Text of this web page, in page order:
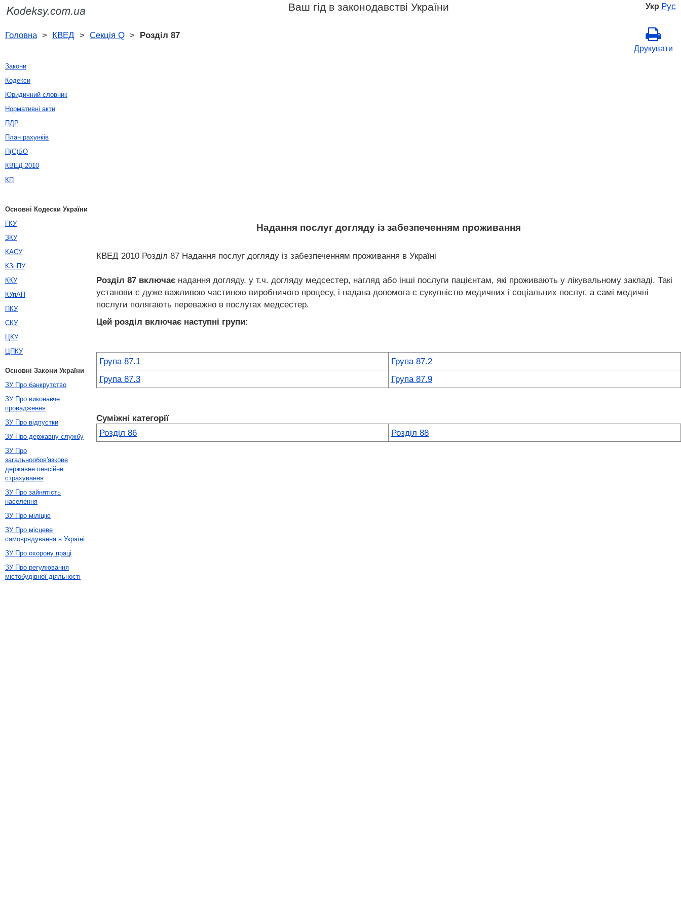
Укр Рус
Ваш гід в законодавстві України
Головна> КВЕД > Секція Q > Розділ 87
Друкувати
Надання послуг догляду із забезпеченням проживання
КВЕД 2010 Розділ 87 Надання послуг догляду із забезпеченням проживання в Україні
Розділ 87 включає надання догляду, у т.ч. догляду медсестер, нагляд або інші послуги пацієнтам, які проживають у лікувальному закладі. Такі
установи є дуже важливою частиною виробничого процесу, і надана допомога є сукупністю медичних і соціальних послуг, а самі медичні
послуги полягають переважно в послугах медсестер.
Цей розділ включає наступні групи:
Група 87.1
Група 87.2
Група 87.3
Група 87.9
Суміжні категорії
Розділ 86
Розділ 88
Закони
Кодекси
Юридичний словник
Нормативні акти
ПДР
План рахунків
П(С)БО
КВЕД-2010
КП
Основні Кодески України
ГКУ
ЗКУ
КАСУ
КЗпПУ
ККУ
КУпАП
ПКУ
СКУ
ЦКУ
ЦПКУ
Основні Закони України
ЗУ Про банкрутство
ЗУ Про виконавче
провадження
ЗУ Про відпустки
ЗУ Про державну службу
ЗУ Про
загальнообов'язкове
державне пенсійне
страхування
ЗУ Про зайнятість
населення
ЗУ Про міліцію
ЗУ Про місцеве
самоврядування в Україні
ЗУ Про охорону праці
ЗУ Про регулювання
містобудівної діяльності